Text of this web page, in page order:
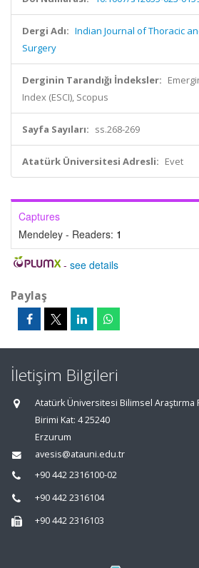
Dergi Adı: Indian Journal of Thoracic
Surgery
Derginin Tarandığı İndeksler:
Index (ESCI), Scopus
Sayfa Sayıları: ss.268-269
Atatürk Üniversitesi Adresli: Evet
Captures
Mendeley - Readers: 1
- see details
Paylaş
İletişim Bilgileri
Atatürk Üniversitesi Bilimsel
Birimi Kat: 4 25240
Erzurum
avesis@atauni.edu.tr
+90 442 2316100-02
+90 442 2316104
+90 442 2316103